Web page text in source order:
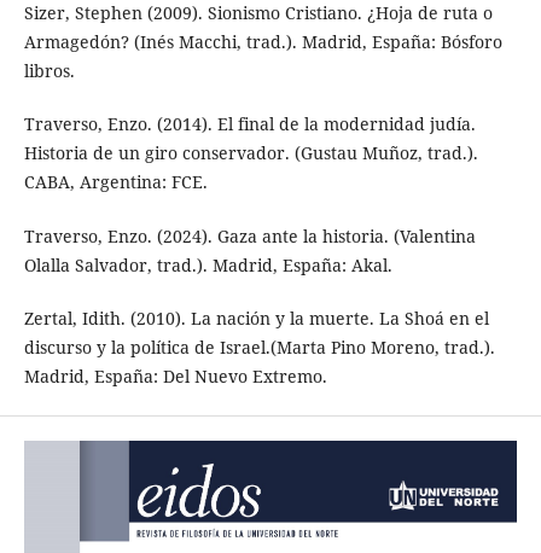
Sizer, Stephen (2009). Sionismo Cristiano. ¿Hoja de ruta o
Armagedón? (Inés Macchi, trad.). Madrid, España: Bósforo
libros.
Traverso, Enzo. (2014). El final de la modernidad judía.
Historia de un giro conservador. (Gustau Muñoz, trad.).
CABA, Argentina: FCE.
Traverso, Enzo. (2024). Gaza ante la historia. (Valentina
Olalla Salvador, trad.). Madrid, España: Akal.
Zertal, Idith. (2010). La nación y la muerte. La Shoá en el
discurso y la política de Israel.(Marta Pino Moreno, trad.).
Madrid, España: Del Nuevo Extremo.